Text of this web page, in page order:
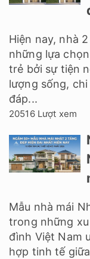
Hiện nay, nhà
những lựa
trẻ bởi sự tiện
lượng sống,
đáp...
20516 Lượt xem
Mẫu nhà mái
trong những
đình Việt Nam
hợp tinh tế